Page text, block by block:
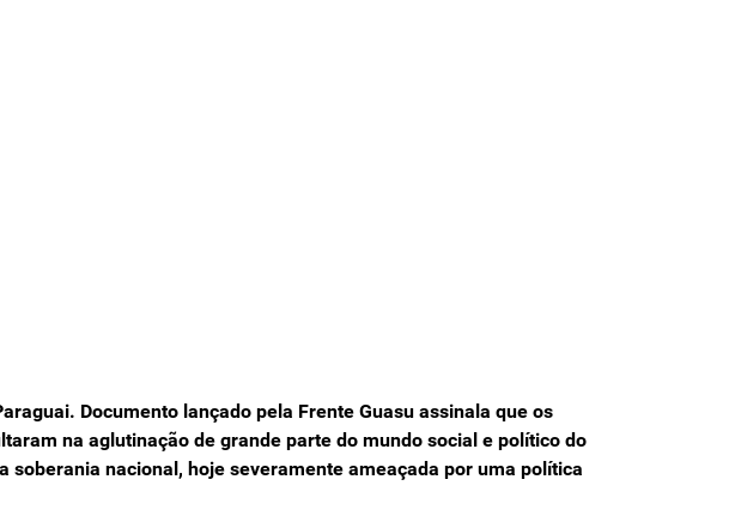
Documento lançado pela Frente Guasu assinala que os
na aglutinação de grande parte do mundo social e político do
nacional, hoje severamente ameaçada por uma política